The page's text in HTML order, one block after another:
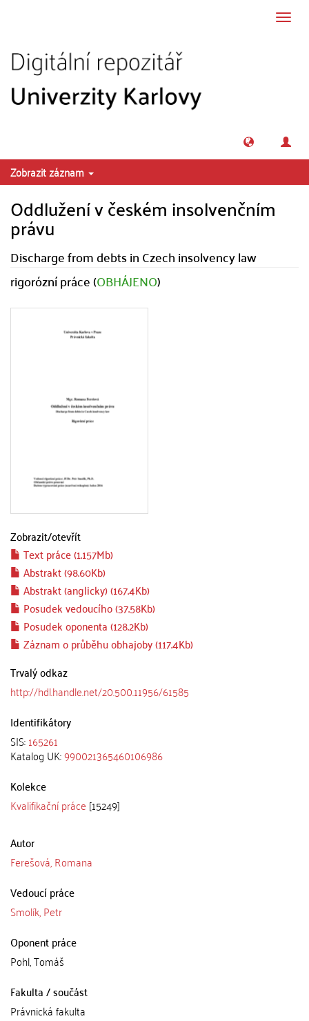
Zobrazit záznam
Oddlužení v českém insolvenčním
právu
Discharge from debts in Czech insolvency law
rigorózní práce (OBHÁJENO)
Zobrazit/otevřít
Text práce (1.157Mb)
Abstrakt (98.60Kb)
Abstrakt (anglicky) (167.4Kb)
Posudek vedoucího (37.58Kb)
Posudek oponenta (128.2Kb)
Záznam o průběhu obhajoby (117.4Kb)
Trvalý odkaz
http://hdl.handle.net/20.500.11956/61585
Identifikátory
SIS:165261
Katalog UK:990021365460106986
Kolekce
Kvalifikační práce [15249]
Autor
Ferešová, Romana
Vedoucí práce
Smolík, Petr
Oponent práce
Pohl, Tomáš
Fakulta / součást
Právnická fakulta